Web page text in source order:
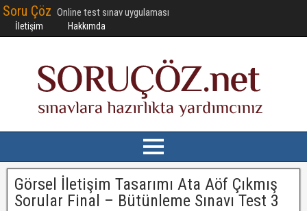
Soru Çöz Online test sınav uygulaması
İletişim Hakkımda
Görsel İletişim Tasarımı Ata Aöf Çıkmış
Sorular Final – Bütünleme Sınavı Test 3